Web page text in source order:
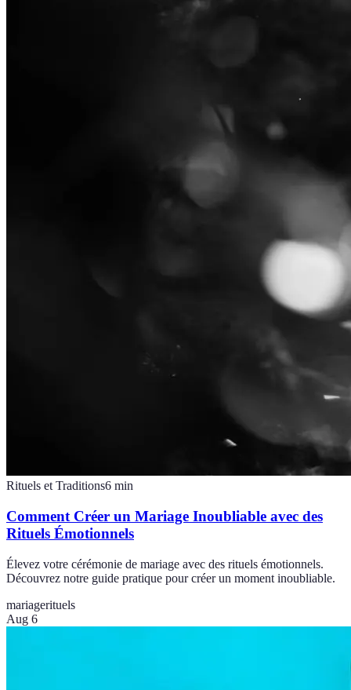
Rituels et Traditions6 min
Comment Créer un Mariage Inoubliable avec des
Rituels Émotionnels
Élevez votre cérémonie de mariage avec des rituels émotionnels.
Découvrez notre guide pratique pour créer un moment inoubliable.
mariagerituels
Aug 6